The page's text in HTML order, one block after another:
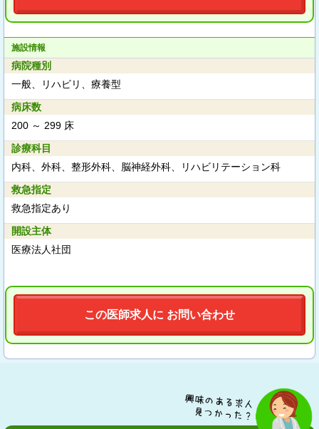
施設情報
病院種別
一般、リハビリ、療養型
病床数
200 ～ 299 床
診療科目
内科、外科、整形外科、脳神経外科、リハビリテーション科
救急指定
救急指定あり
開設主体
医療法人社団
この医師求人に お問い合わせ